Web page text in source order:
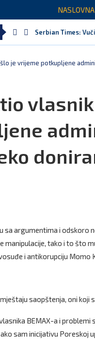
NASLOVNA
Serbian Times:
je vrijeme potkupljene
sa argumentima i
tako i to što
i antikorupciju Momo
saopštenja, oni
BEMAX-a i
sam inicijativu Poreskoj